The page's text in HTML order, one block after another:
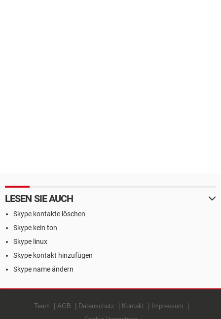
LESEN SIE AUCH
Skype kontakte löschen
Skype kein ton
Skype linux
Skype kontakt hinzufügen
Skype name ändern
Team AGB Datenschutz Kontakt
Impressum